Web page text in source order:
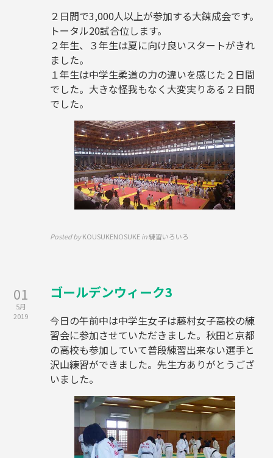
２日間で3,000人以上が参加する大錬成会です。
トータル20試合位します。
２年生、３年生は夏に向け良いスタートがきれ
ました。
１年生は中学生柔道の力の違いを感じた２日間
でした。大きな怪我もなく大変実りある２日間
でした。
Posted byKOUSUKENOSUKEin練習いろいろ
01
5月
2019
ゴールデンウィーク3
今日の午前中は中学生女子は藤村女子高校の練
習会に参加させていただきました。秋田と京都
の高校も参加していて普段練習出来ない選手と
沢山練習ができました。先生方ありがとうござ
いました。